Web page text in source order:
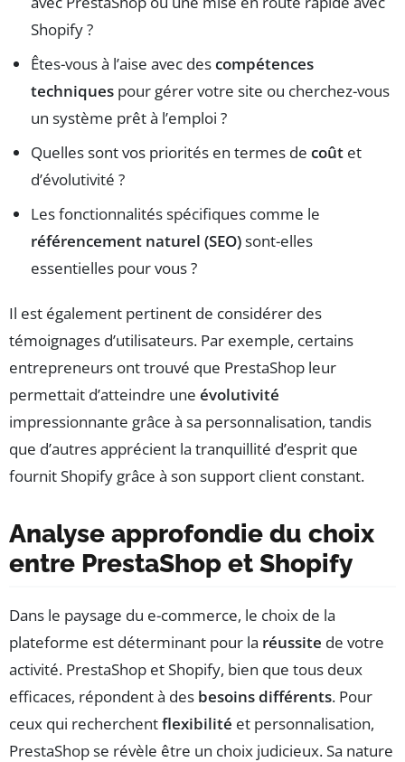
Shopify ?
Êtes-vous à l’aise avec descompétences
techniques pour gérer votre site ou cherchez-vous
un système prêt à l’emploi ?
Quelles sont vos priorités en termes de coût et
d’évolutivité ?
Les fonctionnalités spécifiques comme le
référencement naturel (SEO)sont-elles
essentielles pour vous ?
Il est également pertinent de considérer des
témoignages d’utilisateurs. Par exemple, certains
entrepreneurs ont trouvé que PrestaShop leur
permettait d’atteindre une évolutivité
impressionnante grâce à sa personnalisation, tandis
que d’autres apprécient la tranquillité d’esprit que
fournit Shopify grâce à son support client constant.
Analyse approfondie du choix
entre PrestaShop et Shopify
Dans le paysage du e-commerce, le choix de la
plateforme est déterminant pour la réussite de votre
activité. PrestaShop et Shopify, bien que tous deux
efficaces, répondent à des besoins différents. Pour
ceux qui recherchentflexibilité et personnalisation,
PrestaShop se révèle être un choix judicieux. Sa nature